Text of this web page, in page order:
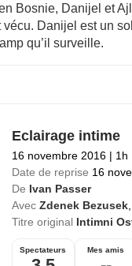
Bosnie, Danijel et
vécu. Danijel est un
qu’il surveille.
Eclairage intime
16 novembre 2016 | 1h
Date de reprise 16
De Ivan Passer
Avec Zdenek Bezusek,
Titre original Intimni
Spectateurs Mes amis